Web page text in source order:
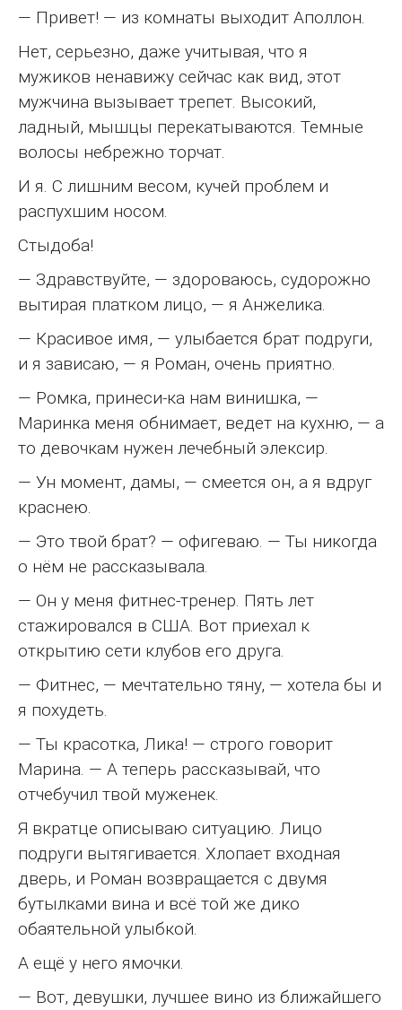
— Привет! — из комнаты выходит Аполлон.
Нет, серьезно, даже учитывая, что я
мужиков ненавижу сейчас как вид, этот
мужчина вызывает трепет. Высокий,
ладный, мышцы перекатываются. Темные
волосы небрежно торчат.
И я. С лишним весом, кучей проблем и
распухшим носом.
Стыдоба!
— Здравствуйте, — здороваюсь, судорожно
вытирая платком лицо, — я Анжелика.
— Красивое имя, — улыбается брат подруги,
и я зависаю, — я Роман, очень приятно.
— Ромка, принеси-ка нам винишка, —
Маринка меня обнимает, ведет на кухню, — а
то девочкам нужен лечебный элексир.
— Ун момент, дамы, — смеется он, а я вдруг
краснею.
— Это твой брат? — офигеваю. — Ты никогда
о нём не рассказывала.
— Он у меня фитнес-тренер. Пять лет
стажировался в США. Вот приехал к
открытию сети клубов его друга.
— Фитнес, — мечтательно тяну, — хотела бы и
я похудеть.
— Ты красотка, Лика! — строго говорит
Марина. — А теперь рассказывай, что
отчебучил твой муженек.
Я вкратце описываю ситуацию. Лицо
подруги вытягивается. Хлопает входная
дверь, и Роман возвращается с двумя
бутылками вина и всё той же дико
обаятельной улыбкой.
А ещё у него ямочки.
— Вот, девушки, лучшее вино из ближайшего